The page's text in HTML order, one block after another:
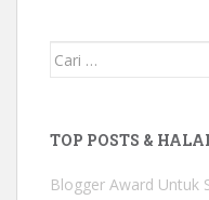
Mencari:
TOP POSTS &
Blogger Award Untuk